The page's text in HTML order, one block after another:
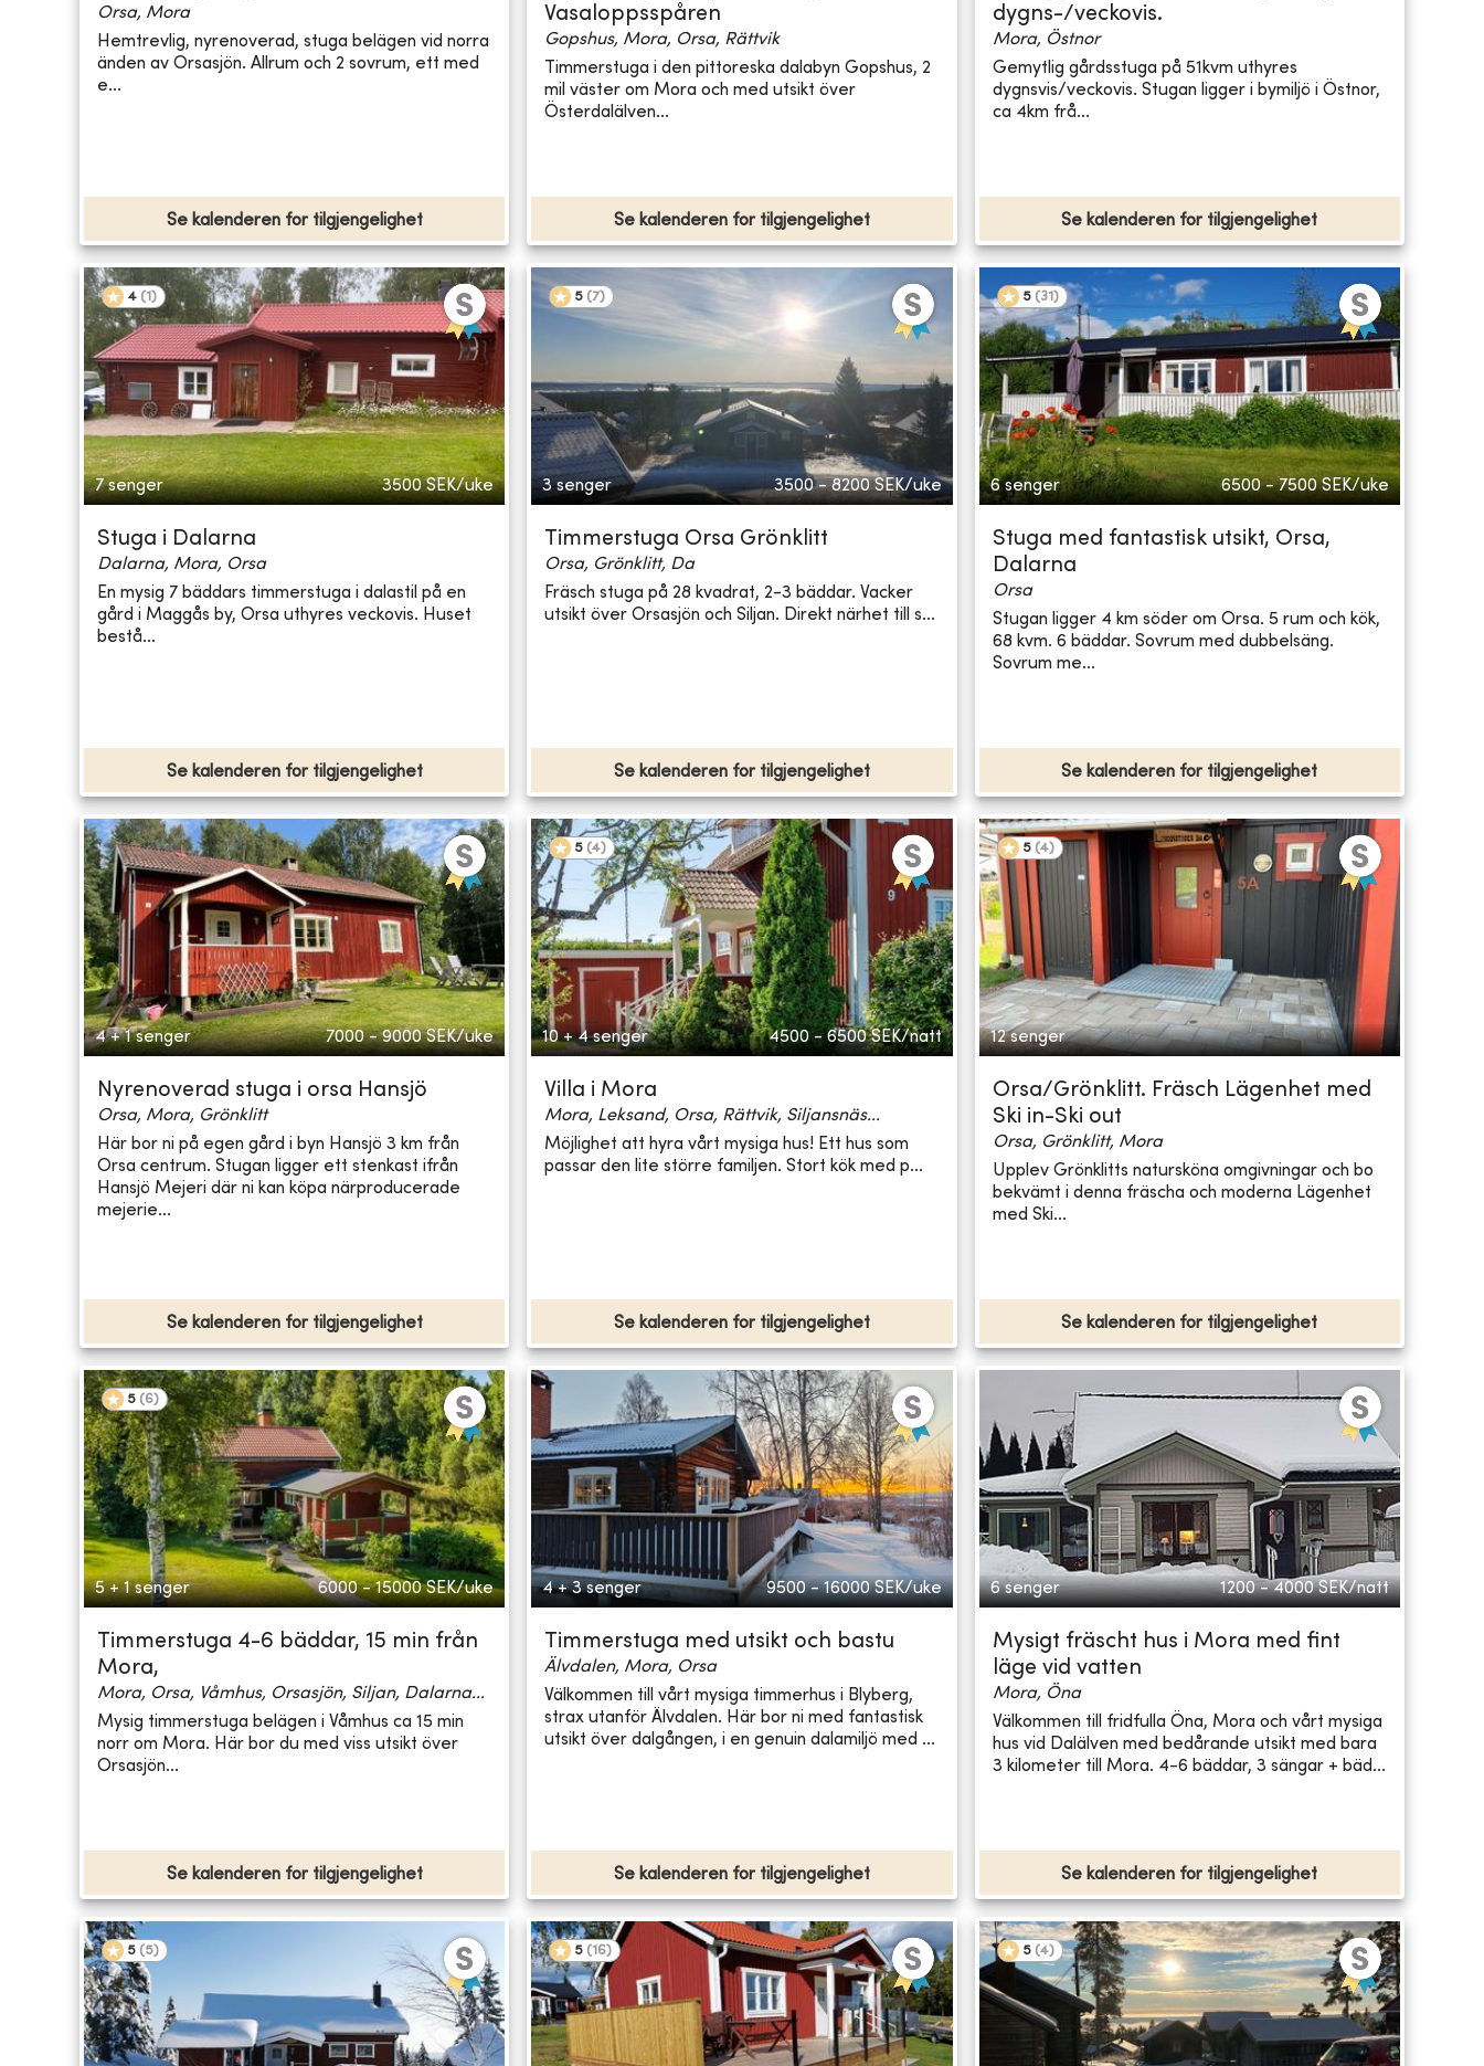
Orsa, Mora
Hemtrevlig, nyrenoverad, stuga belägen vid norra
änden av Orsasjön. Allrum och 2 sovrum, ett med
e...
Se kalenderen for tilgjengelighet
Vasaloppsspåren
Gopshus, Mora, Orsa, Rättvik
Timmerstuga i den pittoreska dalabyn Gopshus, 2
mil väster om Mora och med utsikt över
Österdalälven...
Se kalenderen for tilgjengelighet
dygns-/veckovis.
Mora, Östnor
Gemytlig gårdsstuga på 51kvm uthyres
dygnsvis/veckovis. Stugan ligger i bymiljö i Östnor,
ca 4km frå...
Se kalenderen for tilgjengelighet
4 (1 )
7 senger 3500 SEK/uke
Stuga i Dalarna
Dalarna, Mora, Orsa
En mysig 7 bäddars timmerstuga i dalastil på en
gård i Maggås by, Orsa uthyres veckovis. Huset
bestå...
Se kalenderen for tilgjengelighet
5 (7)
3 senger 3500 - 8200 SEK/uke
Timmerstuga Orsa Grönklitt
Orsa, Grönklitt, Da
Fräsch stuga på 28 kvadrat, 2-3 bäddar. Vacker
utsikt över Orsasjön och Siljan. Direkt närhet till s...
Se kalenderen for tilgjengelighet
5 (31 )
6 senger 6500 - 7500 SEK/uke
Stuga med fantastisk utsikt, Orsa,
Dalarna
Orsa
Stugan ligger 4 km söder om Orsa. 5 rum och kök,
68 kvm. 6 bäddar. Sovrum med dubbelsäng.
Sovrum me...
Se kalenderen for tilgjengelighet
4 + 1 senger 7000 - 9000 SEK/uke
Nyrenoverad stuga i orsa Hansjö
Orsa, Mora, Grönklitt
Här bor ni på egen gård i byn Hansjö 3 km från
Orsa centrum. Stugan ligger ett stenkast ifrån
Hansjö Mejeri där ni kan köpa närproducerade
mejerie...
Se kalenderen for tilgjengelighet
5 (4)
10 + 4 senger 4500 - 6500 SEK/natt
Villa i Mora
Mora, Leksand, Orsa, Rättvik, Siljansnäs...
Möjlighet att hyra vårt mysiga hus! Ett hus som
passar den lite större familjen. Stort kök med p...
Se kalenderen for tilgjengelighet
5 (4)
12 senger
Orsa/Grönklitt. Fräsch Lägenhet med
Ski in-Ski out
Orsa, Grönklitt, Mora
Upplev Grönklitts natursköna omgivningar och bo
bekvämt i denna fräscha och moderna Lägenhet
med Ski...
Se kalenderen for tilgjengelighet
5 (6)
5 + 1 senger 6000 - 15000 SEK/uke
Timmerstuga 4-6 bäddar, 15 min från
Mora,
Mora, Orsa, Våmhus, Orsasjön, Siljan, Dalarna...
Mysig timmerstuga belägen i Våmhus ca 15 min
norr om Mora. Här bor du med viss utsikt över
Orsasjön...
Se kalenderen for tilgjengelighet
4 + 3 senger 9500 - 16000 SEK/uke
Timmerstuga med utsikt och bastu
Älvdalen, Mora, Orsa
Välkommen till vårt mysiga timmerhus i Blyberg,
strax utanför Älvdalen. Här bor ni med fantastisk
utsikt över dalgången, i en genuin dalamiljö med ...
Se kalenderen for tilgjengelighet
6 senger 1200 - 4000 SEK/natt
Mysigt fräscht hus i Mora med fint
läge vid vatten
Mora, Öna
Välkommen till fridfulla Öna, Mora och vårt mysiga
hus vid Dalälven med bedårande utsikt med bara
3 kilometer till Mora. 4-6 bäddar, 3 sängar + bäd...
Se kalenderen for tilgjengelighet
5 (5) 5 (16) 5 (4)